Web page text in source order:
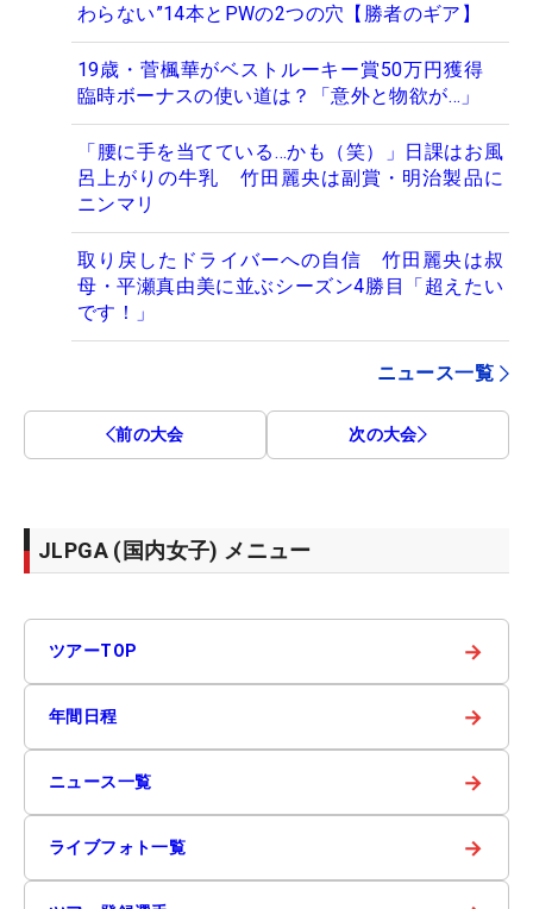
わらない”14本とPWの2つの穴【勝者のギア】
19歳・菅楓華がベストルーキー賞50万円獲得
臨時ボーナスの使い道は？「意外と物欲が…」
「腰に手を当てている…かも（笑）」日課はお風
呂上がりの牛乳 竹田麗央は副賞・明治製品に
ニンマリ
取り戻したドライバーへの自信 竹田麗央は叔
母・平瀬真由美に並ぶシーズン4勝目「超えたい
です！」
ニュース一覧
前の大会 次の大会
JLPGA (国内女子) メニュー
ツアーTOP →
年間日程 →
ニュース一覧 →
ライブフォト一覧 →